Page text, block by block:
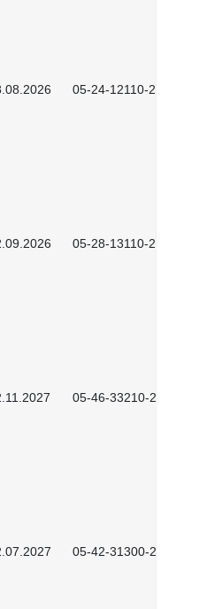
05-24-12110-2601
05-28-13110-2605
05-46-33210-2601
05-42-31300-2601